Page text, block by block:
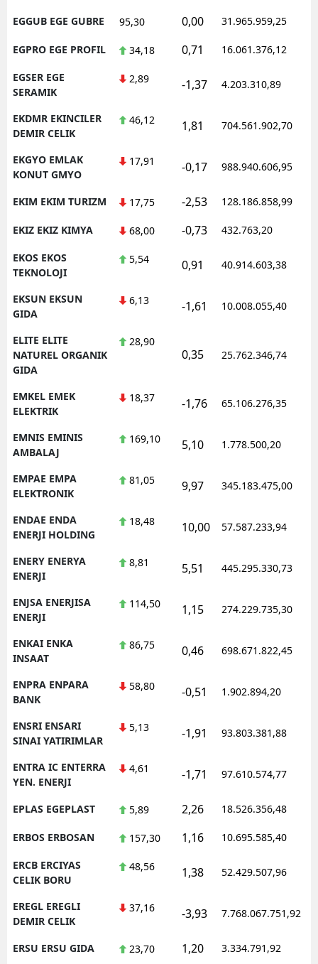
EGGUB EGE GUBRE
95,30 0,00 31.965.959,25
EGPRO EGE PROFIL 34,18 0,71 16.061.376,12
EGSER EGE
SERAMIK
2,89 -1,37 4.203.310,89
EKDMR EKINCILER
DEMIR CELIK
46,12 1,81 704.561.902,70
EKGYO EMLAK
KONUT GMYO
17,91 -0,17 988.940.606,95
EKIM EKIM TURIZM 17,75 -2,53 128.186.858,99
EKIZ EKIZ KIMYA 68,00 -0,73 432.763,20
EKOS EKOS
TEKNOLOJI
5,54 0,91 40.914.603,38
EKSUN EKSUN
GIDA
6,13 -1,61 10.008.055,40
ELITE ELITE
NATUREL ORGANIK
GIDA
28,90
0,35 25.762.346,74
EMKEL EMEK
ELEKTRIK
18,37 -1,76 65.106.276,35
EMNIS EMINIS
AMBALAJ
169,10 5,10 1.778.500,20
EMPAE EMPA
ELEKTRONIK
81,05 9,97 345.183.475,00
ENDAE ENDA
ENERJI HOLDING
18,48 10,00 57.587.233,94
ENERY ENERYA
ENERJI
8,81 5,51 445.295.330,73
ENJSA ENERJISA
ENERJI
114,50 1,15 274.229.735,30
ENKAI ENKA
INSAAT
86,75 0,46 698.671.822,45
ENPRA ENPARA
BANK
58,80 -0,51 1.902.894,20
ENSRI ENSARI
SINAI YATIRIMLAR
5,13 -1,91 93.803.381,88
ENTRA IC ENTERRA
YEN. ENERJI
4,61 -1,71 97.610.574,77
EPLAS EGEPLAST 5,89 2,26 18.526.356,48
ERBOS ERBOSAN 157,30 1,16 10.695.585,40
ERCB ERCIYAS
CELIK BORU
48,56 1,38 52.429.507,96
EREGL EREGLI
DEMIR CELIK
37,16 -3,93 7.768.067.751,92
ERSU ERSU GIDA 23,70 1,20 3.334.791,92